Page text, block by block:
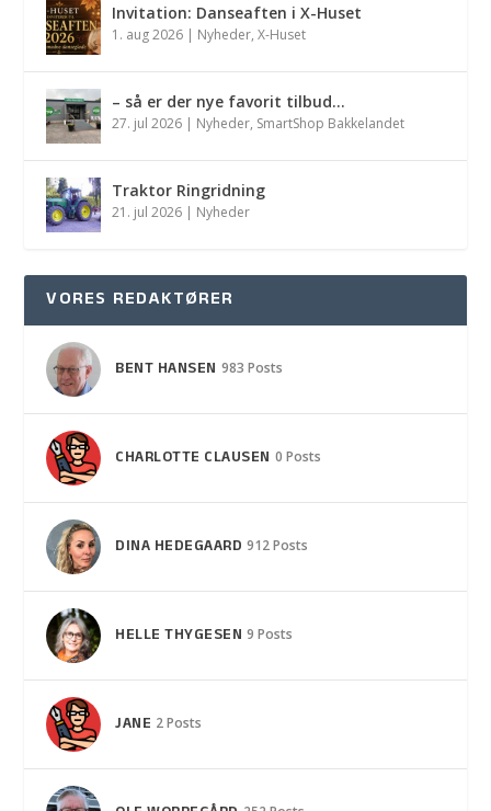
Invitation: Danseaften i X-Huset
1. aug 2026 | Nyheder,X-Huset
– så er der nye favorit tilbud…
27. jul 2026 | Nyheder, SmartShop Bakkelandet
Traktor Ringridning
21. jul 2026 | Nyheder
VORES REDAKTØRER
BENT HANSEN 983 Posts
CHARLOTTE CLAUSEN 0 Posts
DINA HEDEGAARD 912 Posts
HELLE THYGESEN 9 Posts
JANE 2 Posts